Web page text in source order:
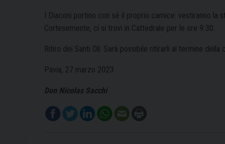
I Diaconi portino con sé il proprio camice: vestiranno la
Cortesemente, ci si trovi in Cattedrale per le ore 9.30.
Ritiro dei Santi Oli: Sarà possibile ritirarli al termine
Pavia, 27 marzo 2023
Don Nicolas Sacchi